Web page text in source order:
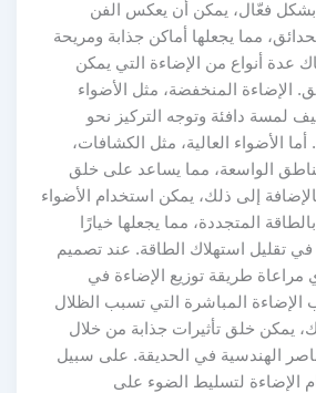
بشكل فعّال، يمكن أن يعكس الفن
مما يجعلها أماكن جذابة ومريحة
عدة أنواع من الإضاءة التي يمكن
الإضاءة المنخفضة، مثل الأضواء
لمسة دافئة وتوجه التركيز نحو
أما الأضواء العالية، مثل الكشافات،
الواسعة، مما يساعد على خلق
بالإضافة إلى ذلك، يمكن استخدام الأضواء
المتجددة، مما يجعلها خيارًا
في تقليل استهلاك الطاقة. عند تصميم
مراعاة طريقة توزيع الإضاءة في
الإضاءة المباشرة التي تسبب الظلال
يمكن خلق تأثيرات جذابة من خلال
الهندسية في الحديقة. على سبيل
الإضاءة لتسليط الضوء على